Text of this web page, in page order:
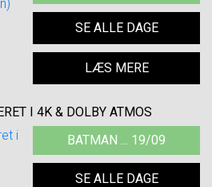
SE ALLE DAGE
LÆS MERE
I 4K & DOLBY ATMOS
BATMAN ... 19/09
SE ALLE DAGE